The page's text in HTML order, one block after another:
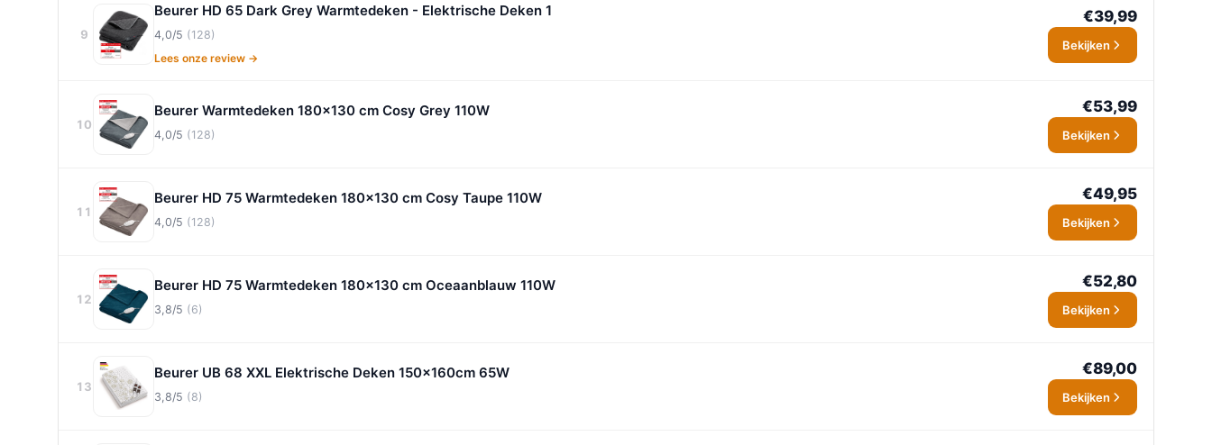
9
Beurer HD 65 Dark Grey Warmtedeken - Elektrische Deken 1
4,0/5 (128)
Lees onze review →
€39,99
Bekijken
10
Beurer Warmtedeken 180x130 cm Cosy Grey 110W
4,0/5 (128)
€53,99
Bekijken
11
Beurer HD 75 Warmtedeken 180x130 cm Cosy Taupe 110W
4,0/5 (128)
€49,95
Bekijken
12
Beurer HD 75 Warmtedeken 180x130 cm Oceaanblauw 110W
3,8/5 (6)
€52,80
Bekijken
13
Beurer UB 68 XXL Elektrische Deken 150x160cm 65W
3,8/5 (8)
€89,00
Bekijken